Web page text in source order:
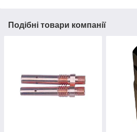
Подібні товари компанії